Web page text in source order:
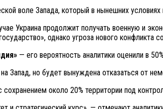
воле Запада, который в нынешних
Украина продолжит получать военную и
однако угроза нового конфликта
— его вероятность аналитики оценили в
Запад, но будет вынуждена отказаться от
около 20% территории под